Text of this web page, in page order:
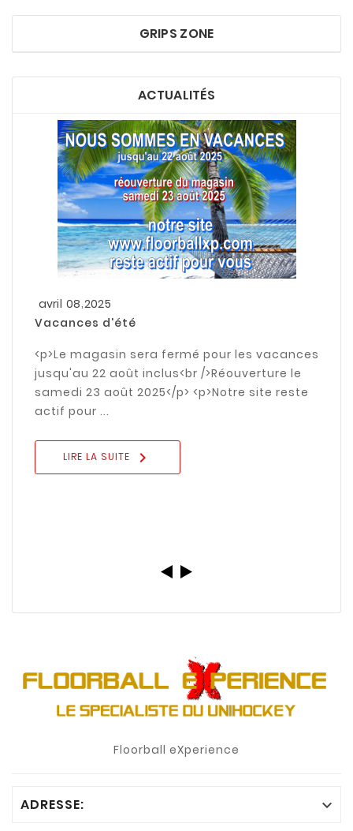
GRIPS ZONE
ACTUALITÉS
avril 08,2025
Vacances d'été
<p>Le magasin sera fermé pour les vacances
jusqu'au 22 août inclus<br />Réouverture le
samedi 23 août 2025</p> <p>Notre site reste
actif pour ...
LIRE LA SUITE 
Floorball eXperience
ADRESSE: 